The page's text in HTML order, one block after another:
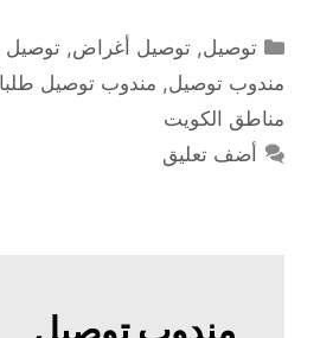
التصنيفات
توصيل,توصيل أغراض,توصيل
مندوب توصيل, مندوب توصيل
مناطق الكويت
أضف تعليق